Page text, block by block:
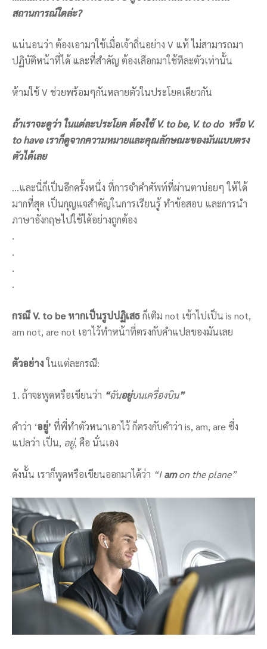
สถานการณ์ใดล่ะ?
แน่นอนว่า ต้องเอามาใช้เมื่อเจ้าถิ่นอย่าง V แท้ ไม่สามารถมา
ปฏิบัติหน้าที่ได้ และที่สำคัญ ต้องเลือกมาใช้ทีละตัวเท่านั้น
ห้ามใช้ V ช่วยพร้อมๆกันหลายตัวในประโยคเดียวกัน
ถ้าเราจะดูว่า ในแต่ละประโยค ต้องใช้ V. to be, V. to do หรือ V.
to haveเราก็ดูจากความหมายและคุณลักษณะของมันแบบตรง
ตัวได้เลย
…และนี่ก็เป็นอีกครั้งหนึ่ง ที่การจำคำศัพท์ที่ผ่านตาบ่อยๆ ให้ได้
มากที่สุด เป็นกุญแจสำคัญในการเรียนรู้ ทำข้อสอบ และการนำ
ภาษาอังกฤษไปใช้ได้อย่างถูกต้อง
.
.
.
.
กรณี V. to be หากเป็นรูปปฏิเสธก็เติม not เข้าไปเป็น is not,
am not, are not เอาไว้ทำหน้าที่ตรงกับคำแปลของมันเลย
ตัวอย่างในแต่ละกรณี:
1. ถ้าจะพูดหรือเขียนว่า “ฉันอยู่บนเครื่องบิน”
คำว่า ‘อยู่’ ที่พี่ทำตัวหนาเอาไว้ ก็ตรงกับคำว่า is, am, are ซึ่ง
แปลว่า เป็น, อยู่, คือ นั่นเอง
ดังนั้น เราก็พูดหรือเขียนออกมาได้ว่า “Iamon the plane”